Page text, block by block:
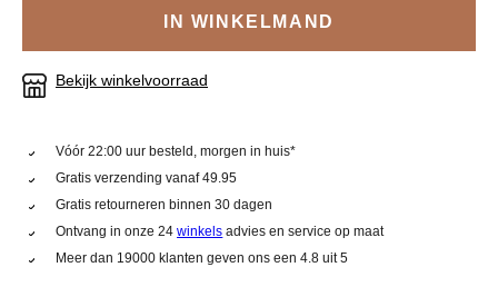
IN WINKELMAND
Bekijk winkelvoorraad
Vóór 22:00 uur besteld, morgen in huis*
Gratis verzending vanaf 49.95
Gratis retourneren binnen 30 dagen
Ontvang in onze 24winkels advies en service op maat
Meer dan 19000 klanten geven ons een 4.8 uit 5